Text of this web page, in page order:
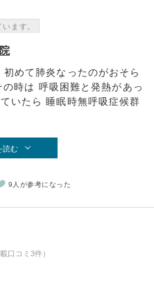
ます。
めて肺炎なったのがおそら
時は 呼吸困難と発熱があっ
いたら 睡眠時無呼吸症候群
読む
9人が参考になった
口コミ3件）